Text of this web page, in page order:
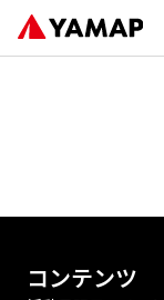
コンテンツ